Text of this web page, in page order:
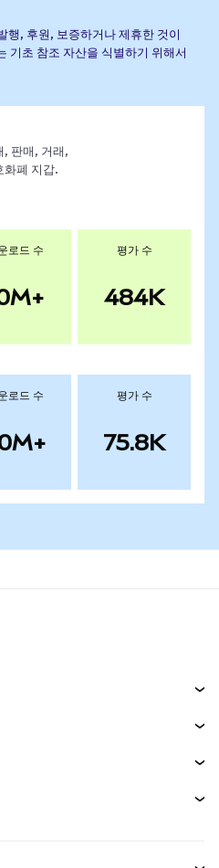
, 후원, 보증하거나 제휴한 것이
기초 참조 자산을 식별하기 위해서
판매, 거래,
화폐 지갑.
로드 수 평가 수
484K
로드 수 평가 수
75.8K